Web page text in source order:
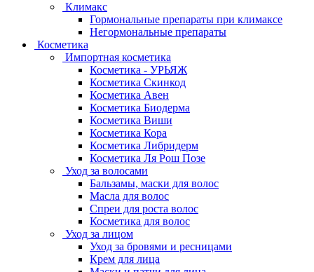
Климакс
Гормональные препараты при климаксе
Негормональные препараты
Косметика
Импортная косметика
Косметика - УРЬЯЖ
Косметика Скинкод
Косметика Авен
Косметика Биодерма
Косметика Виши
Косметика Кора
Косметика Либридерм
Косметика Ля Рош Позе
Уход за волосами
Бальзамы, маски для волос
Масла для волос
Спреи для роста волос
Косметика для волос
Уход за лицом
Уход за бровями и ресницами
Крем для лица